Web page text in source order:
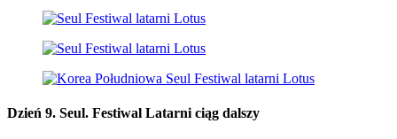
Dzień 9. Seul. Festiwal Latarni ciąg dalszy